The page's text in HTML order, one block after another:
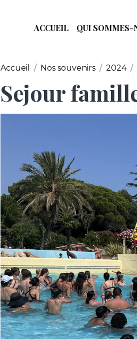
ACCUEIL QUI SOMMES-
Accueil Nos souvenirs 2024
Sejour